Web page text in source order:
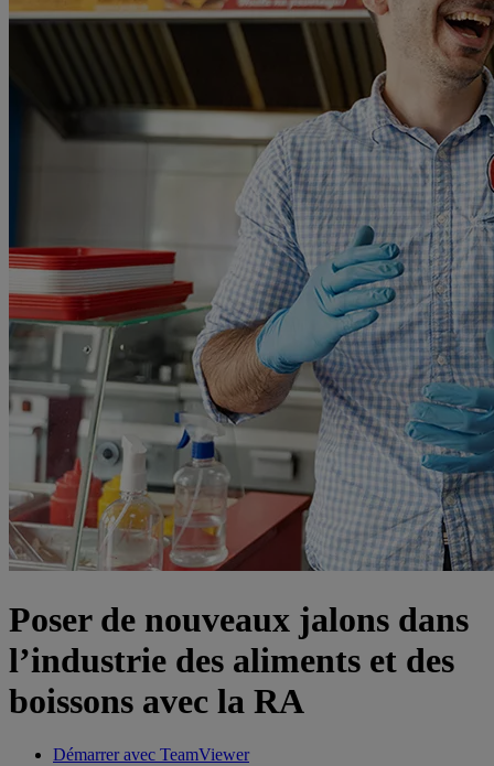
Poser de nouveaux jalons dans
l’industrie des aliments et des
boissons avec la RA
Démarrer avec TeamViewer